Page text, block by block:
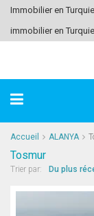
Immobilier en
immobilier en Turquie
Accueil ALANYA
Tosmur
Trier par: Du plus